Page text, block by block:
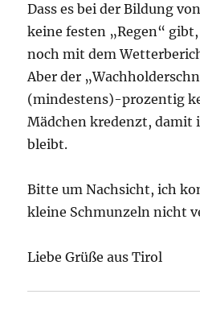
Dass es bei der Bildung
keine festen „Regen“
noch mit dem
Aber der
(mindestens)-prozentig
Mädchen kredenzt, damit
bleibt.
Bitte um Nachsicht, ich
kleine Schmunzeln nicht
Liebe Grüße aus Tirol